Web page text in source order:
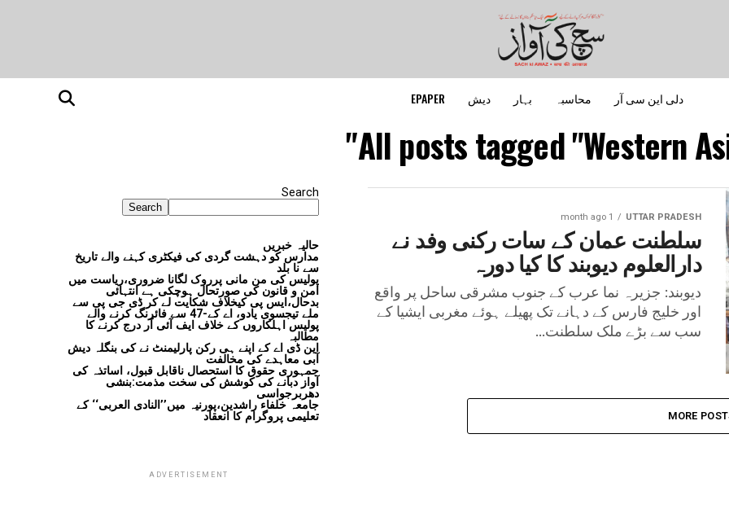
دلی این سی آر محاسبہ بہار دیش EPAPER
All posts tagged "Western
UTTAR PRADESH
1 month ago
سلطنت عمان کے سات رکنی وفد نے
دارالعلوم دیوبند کا کیا دورہ
دیوبند: جزیرہ نما عرب کے جنوب مشرقی ساحل پر واقع
اور خلیج فارس کے دہانے تک پھیلے ہوئے مغربی ایشیا کے
سب سے بڑے ملک سلطنت...
MORE
Search
Search
حالیہ خبریں
مدارس کو دہشت گردی کی فیکٹری کہنے والے تاریخ
سے نا بلد
پولیس کی من مانی پرروک لگانا ضروری،ریاست میں
امن و قانون کی صورتحال ہوچکی ہے انتہائی
بدحال،ایس پی کیخلاف شکایت لے کر ڈی جی پی سے
ملے تیجسوی یادو، اے کے-47 سے فائرنگ کرنے والے
پولیس اہلکاروں کے خلاف ایف آئی آر درج کرنے کا
مطالبہ
این ڈی اے کے اپنے ہی رکن پارلیمنٹ نے کی بنگلہ دیش
آبی معاہدے کی مخالفت
جمہوری حقوق کا استحصال ناقابل قبول، اساتذہ کی
آواز دبانے کی کوشش کی سخت مذمت:بنشی
دھربرجواسی
جامعہ خلفاء راشدین،پورنیہ میں’’النادی العربی‘‘ کے
تعلیمی پروگرام کا انعقاد
ADVERTISEMENT